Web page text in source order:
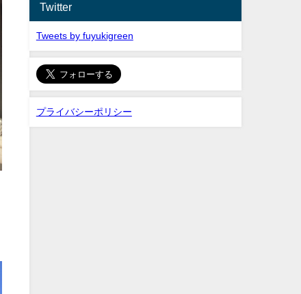
Twitter
Tweets by fuyukigreen
プライバシーポリシー